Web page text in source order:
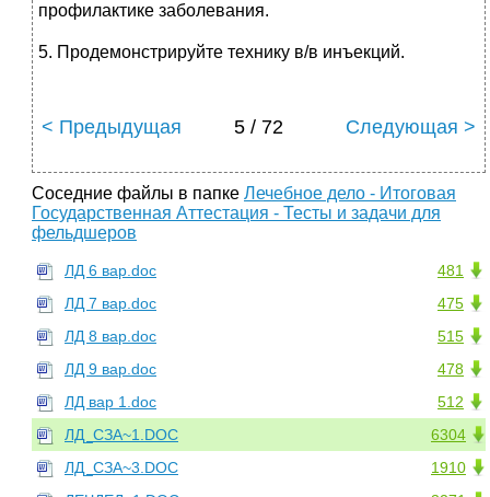
профилактике заболевания.
5. Продемонстрируйте технику в/в инъекций.
< Предыдущая 5 / 72 Следующая >
Соседние файлы в папке Лечебное дело - Итоговая
Государственная Аттестация - Тесты и задачи для
фельдшеров
481
ЛД 6 вар.doc
475
ЛД 7 вар.doc
515
ЛД 8 вар.doc
478
ЛД 9 вар.doc
512
ЛД вар 1.doc
6304
ЛД_СЗА~1.DOC
1910
ЛД_СЗА~3.DOC